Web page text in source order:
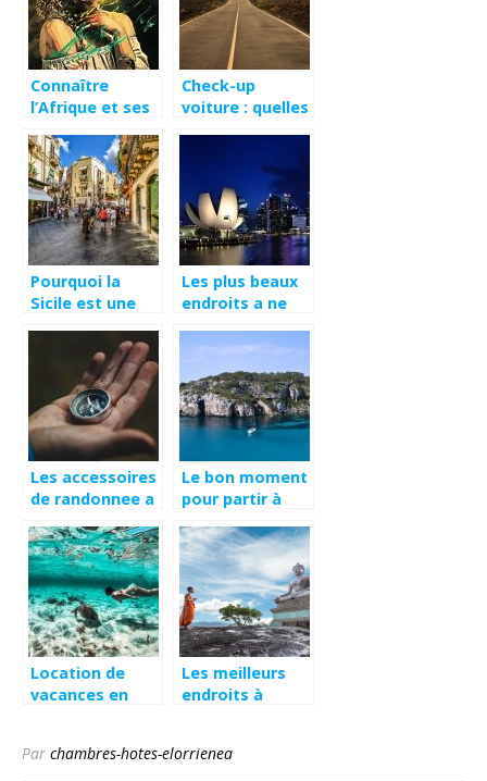
Connaître
l’Afrique et ses
Check-up
voiture : quelles
Pourquoi la
Sicile est une
attrayante ?
Les plus beaux
endroits a ne
Espagne
Les accessoires
de randonnee a
Le bon moment
pour partir à
Location de
vacances en
conseils
Les meilleurs
endroits à
Par chambres-hotes-elorrienea